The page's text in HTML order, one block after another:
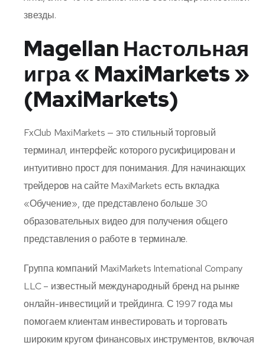
звезды.
Magellan Настольная
игра « MaxiMarkets »
(MaxiMarkets)
FxClub MaxiMarkets — это стильный торговый
терминал, интерфейс которого русифицирован и
интуитивно прост для понимания. Для начинающих
трейдеров на сайте MaxiMarkets есть вкладка
«Обучение», где представлено больше 30
образовательных видео для получения общего
представления о работе в терминале.
Группа компаний MaxiMarkets International Company
LLC – известный международный бренд на рынке
онлайн-инвестиций и трейдинга. С 1997 года мы
помогаем клиентам инвестировать и торговать
широким кругом финансовых инструментов, включая